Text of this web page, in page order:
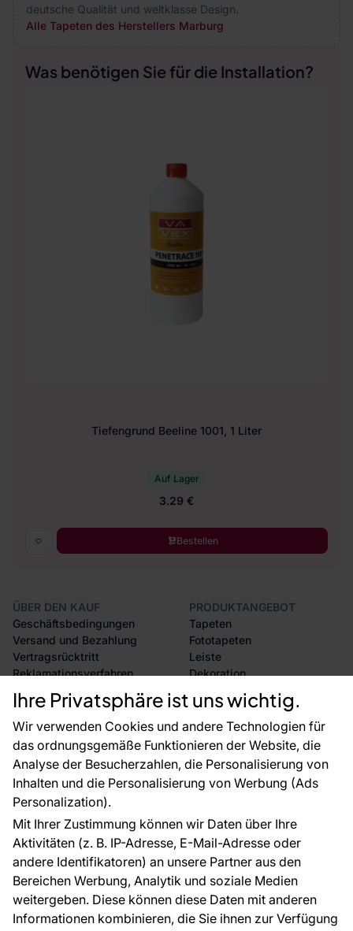
Ihre Privatsphäre ist uns wichtig.
Wir verwenden Cookies und andere Technologien für
das ordnungsgemäße Funktionieren der Website, die
Analyse der Besucherzahlen, die Personalisierung von
Inhalten und die Personalisierung von Werbung (Ads
Personalization).
Mit Ihrer Zustimmung können wir Daten über Ihre
Aktivitäten (z. B. IP-Adresse, E-Mail-Adresse oder
andere Identifikatoren) an unsere Partner aus den
Bereichen Werbung, Analytik und soziale Medien
weitergeben. Diese können diese Daten mit anderen
Informationen kombinieren, die Sie ihnen zur Verfügung
deutsche Qualität und weltklasse Design.
Alle Tapeten des Herstellers Marburg
Was benötigen Sie für die Installation?
Tiefengrund Beeline 1001, 1 Liter
Auf Lager
3.29 €
Bestellen
ÜBER DEN KAUF
Geschäftsbedingungen
Versand und Bezahlung
Vertragsrücktritt
Reklamationsverfahren
Rücksendung von Waren
CE-Zertifizierung
Großhandel
Raumvisualisierung
PRODUKTANGEBOT
Tapeten
Fototapeten
Leiste
Dekoration
Selbstklebende Folien
Zubehör
Tapetenmuster
FÜR SIE
Blog
EU-Projekte
Ratschläge und Tipps
FAQ
ÜBER DAS UNTERNEHMEN